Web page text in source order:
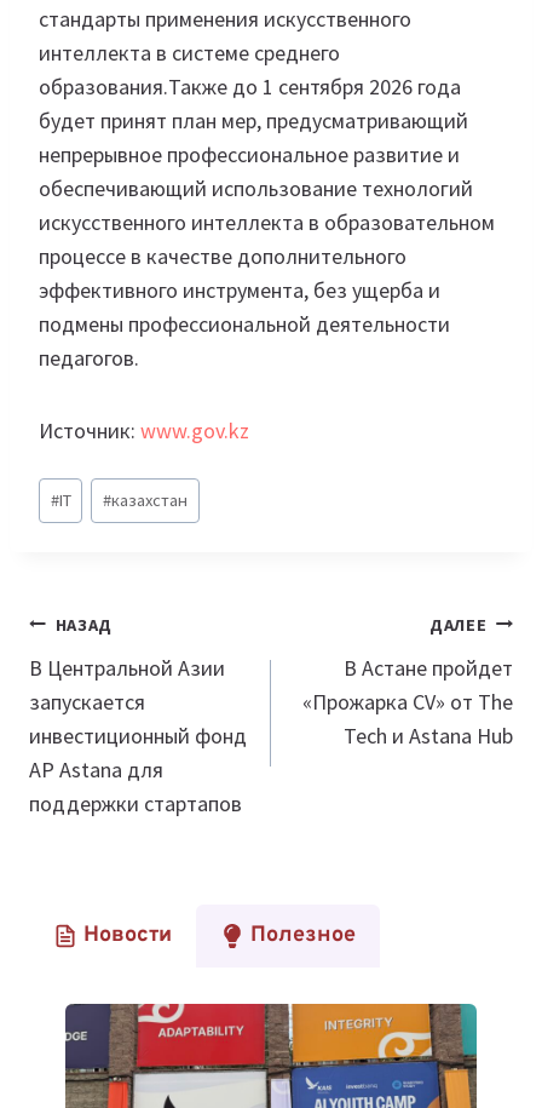
стандарты применения искусственного
интеллекта в системе среднего
образования.Также до 1 сентября 2026 года
будет принят план мер, предусматривающий
непрерывное профессиональное развитие и
обеспечивающий использование технологий
искусственного интеллекта в образовательном
процессе в качестве дополнительного
эффективного инструмента, без ущерба и
подмены профессиональной деятельности
педагогов.
Источник: www.gov.kz
Метки
записи:
#IT #казахстан
Навигация
по
записям
НАЗАД
В Центральной Азии
запускается
инвестиционный фонд
AP Astana для
поддержки стартапов
ДАЛЕЕ
В Астане пройдет
«Прожарка CV» от The
Tech и Astana Hub
Новости Полезное